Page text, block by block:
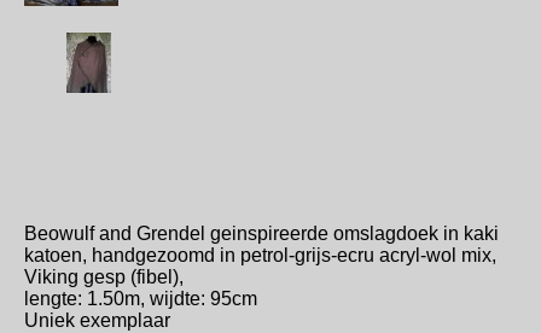
Beowulf and Grendel geinspireerde omslagdoek in kaki
katoen, handgezoomd in petrol-grijs-ecru acryl-wol mix,
Viking gesp (fibel),
lengte: 1.50m, wijdte: 95cm
Uniek exemplaar